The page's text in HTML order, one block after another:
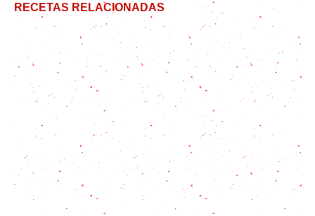
RECETAS RELACIONADAS
Flan de Queso, una receta irresistible y de sabores
equilibrados
Receta de Nutella casera
Postres Veganos: Terrina de chocolate